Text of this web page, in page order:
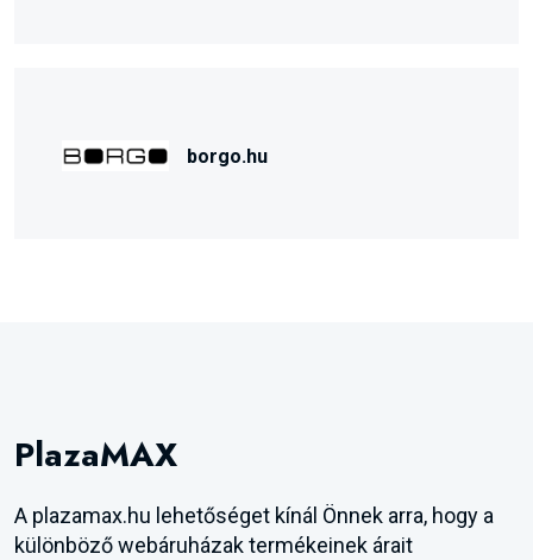
borgo.hu
PlazaMAX
A plazamax.hu lehetőséget kínál Önnek arra, hogy a
különböző webáruházak termékeinek árait